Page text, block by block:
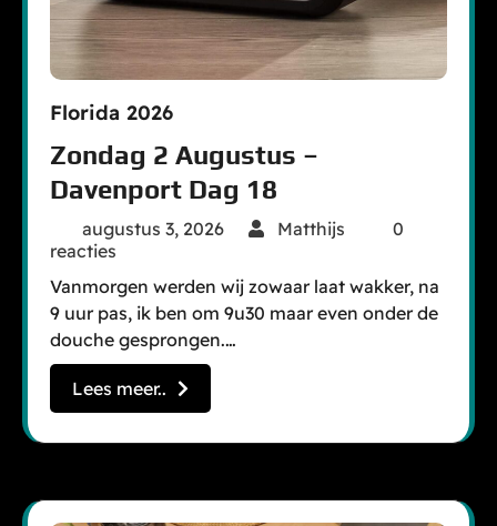
Florida 2026
Zondag 2 Augustus –
Davenport Dag 18
augustus 3, 2026 Matthijs
0
reacties
Vanmorgen werden wij zowaar laat wakker, na
9 uur pas, ik ben om 9u30 maar even onder de
douche gesprongen.…
Lees meer..